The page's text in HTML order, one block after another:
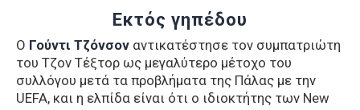
Εκτός γηπέδου
Ο Γούντι Τζόνσον αντικατέστησε τον συμπατριώτη
του Τζον Τέξτορ ως μεγαλύτερο μέτοχο του
συλλόγου μετά τα προβλήματα της Πάλας με την
UEFA, και η ελπίδα είναι ότι ο ιδιοκτήτης των New